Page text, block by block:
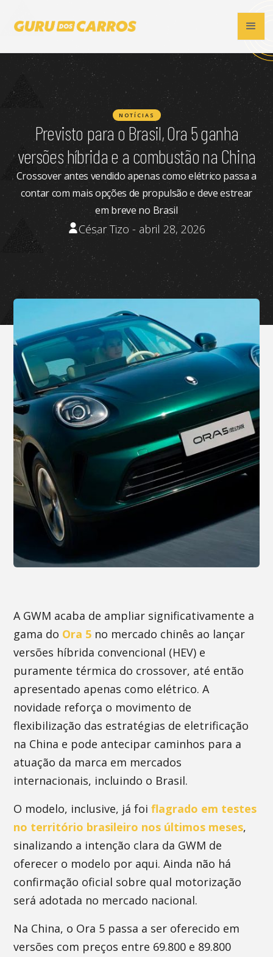
NOTÍCIAS
Previsto para o Brasil, Ora 5 ganha
versões híbrida e a combustão na China
Crossover antes vendido apenas como elétrico passa a
contar com mais opções de propulsão e deve estrear
em breve no Brasil
César Tizo - abril 28, 2026
A GWM acaba de ampliar significativamente a
gama do Ora 5 no mercado chinês ao lançar
versões híbrida convencional (HEV) e
puramente térmica do crossover, até então
apresentado apenas como elétrico. A
novidade reforça o movimento de
flexibilização das estratégias de eletrificação
na China e pode antecipar caminhos para a
atuação da marca em mercados
internacionais, incluindo o Brasil.
O modelo, inclusive, já foiflagrado em testes
no território brasileiro nos últimos meses,
sinalizando a intenção clara da GWM de
oferecer o modelo por aqui. Ainda não há
confirmação oficial sobre qual motorização
será adotada no mercado nacional.
Na China, o Ora 5 passa a ser oferecido em
versões com preços entre 69.800 e 89.800